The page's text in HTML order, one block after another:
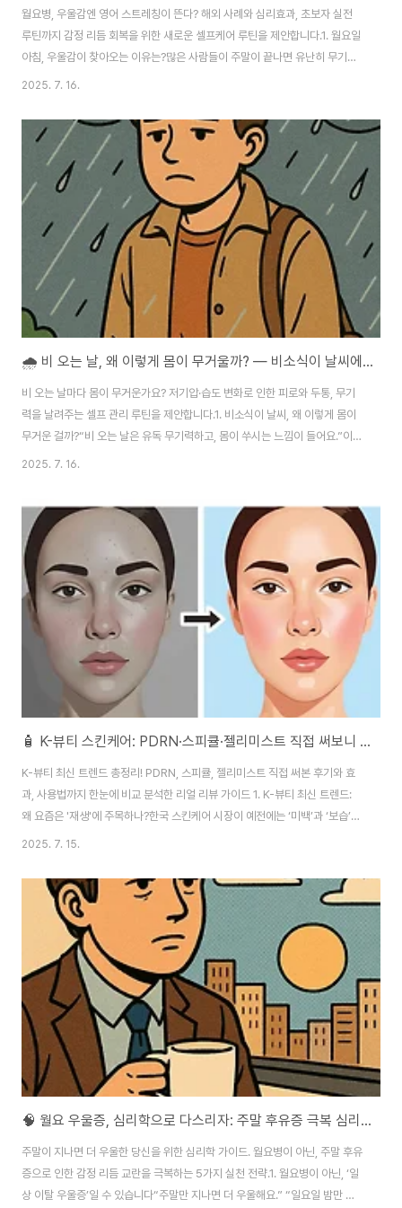
월요병, 우울감엔 영어 스트레칭이 뜬다? 해외 사례와 심리효과, 초보자 실전
루틴까지 감정 리듬 회복을 위한 새로운 셀프케어 루틴을 제안합니다.1. 월요일
아침, 우울감이 찾아오는 이유는?많은 사람들이 주말이 끝나면 유난히 무기력
해지고, **“월요병”**이라는 말을 입에 달고 삽니다. 특히 현대인들은 다음과
붕괴직장·학업에 대한 심리적 스트레스 증가사회적 기대와 현실 사이의 괴리감
이런 이유로 인해 우리는 월요일 아침마다 기분 저하, 집중력 감소, 신체 무력감
을 동시에 겪게 됩니다. 특히 한국처럼 경쟁 중심 사회에서 살아가는 사람들은
정신적 방전과 우울감이 반복되는 경우가 많습니다. 그런데 최근 해외에서 주
목받는 하나의 키워드가 ..
2025. 7. 16.
🌧️ 비 오는 날, 왜 이렇게 몸이 무거울까? — 비소식이 날씨에 찌뿌둥할 때 실전 셀프 관리법
비 오는 날마다 몸이 무거운가요? 저기압·습도 변화로 인한 피로와 두통, 무기
력을 날려주는 셀프 관리 루틴을 제안합니다.1. 비소식이 날씨, 왜 이렇게 몸이
무거운 걸까?“비 오는 날은 유독 무기력하고, 몸이 쑤시는 느낌이 들어요.”이런
경험, 한 번쯤 해보셨을 겁니다. 실제로 **비소식이(비 오는 날)**에는 많은 사
과 혈류 순환에 일시적인 장애가 생깁니다.▶️ 동시에 뇌혈류 흐름 변화는 편두
통, 집중력 저하를 유발합니다.▶️ 고습도는 피부와 호흡기 컨디션을 떨어뜨리
고, 근육 및 관절의 유연성을 낮춥니다. 특히 아래에 해당하는 사람일수록 더
민..
2025. 7. 16.
🧴 K-뷰티 스킨케어: PDRN·스피큘·젤리미스트 직접 써보니 – 효과, 사용법, 후기 총정리
K-뷰티 최신 트렌드 총정리! PDRN, 스피큘, 젤리미스트 직접 써본 후기와 효
과, 사용법까지 한눈에 비교 분석한 리얼 리뷰 가이드 1. K-뷰티 최신 트렌드:
왜 요즘은 '재생'에 주목하나?한국 스킨케어 시장이 예전에는 ‘미백’과 ‘보습’
중심이었다면, 최근 몇 년 사이 **‘재생’**이라는 키워드가 빠르게 떠오르고
을 넘어 세포 활성화와 회복에 초점을 둔 제품들이 눈에 띄게 많아졌습니다.이
는 코로나 이후 마스크 착용, 미세먼지, 환경 스트레스 등으로 피부 장벽이 손상
된 사람들이 많아지면서, 단순 보습이 아니라 손상 회복 + 재생 기능이 결합된
제품군에 대한 수요가 증가한 결과입니다. 특히 피부과 시술 대체용 화장품이
라 불..
2025. 7. 15.
🧠 월요 우울증, 심리학으로 다스리자: 주말 후유증 극복 심리 기법 5가지
주말이 지나면 더 우울한 당신을 위한 심리학 가이드. 월요병이 아닌, 주말 후유
증으로 인한 감정 리듬 교란을 극복하는 5가지 실천 전략.1. 월요병이 아닌, ‘일
상 이탈 우울증’일 수 있습니다“주말만 지나면 더 우울해요.” “일요일 밤만 되